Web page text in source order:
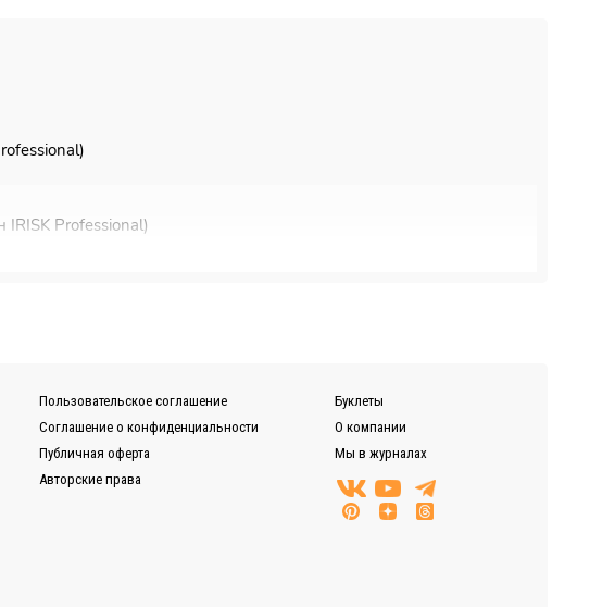
Professional)
линии, Байкал-Сервис, DPD, ЖелДорЭкспедиция)
Пользовательское соглашение
Соглашение о конфиденциальности
Публичная оферта
Авторские права
Буклеты
О компании
Мы в журналах